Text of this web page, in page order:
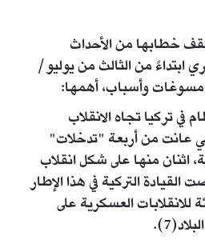
خطابها من الأحداث
ابتداءً من الثالث من يوليو/
تركيا تجاه الانقلاب
عانت من أربعة "تدخلات"
اثنان منها على شكل انقلاب
التركية في هذا الإطار
للانقلابات العسكرية على